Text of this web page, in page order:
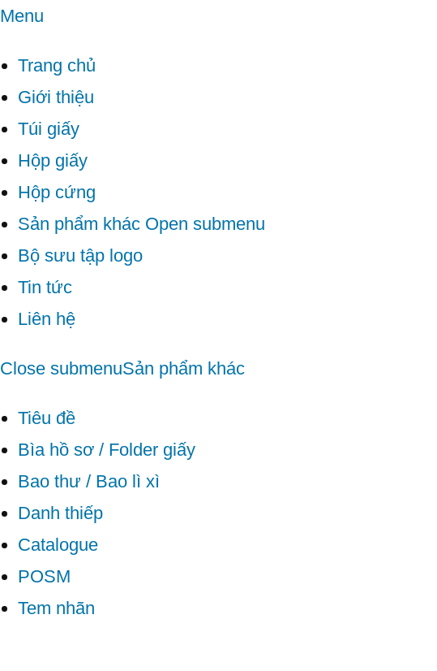
Menu
Trang chủ
Giới thiệu
Túi giấy
Hộp giấy
Hộp cứng
Sản phẩm khác Open submenu
Bộ sưu tập logo
Tin tức
Liên hệ
Close submenuSản phẩm khác
Tiêu đề
Bìa hồ sơ / Folder giấy
Bao thư / Bao lì xì
Danh thiếp
Catalogue
POSM
Tem nhãn